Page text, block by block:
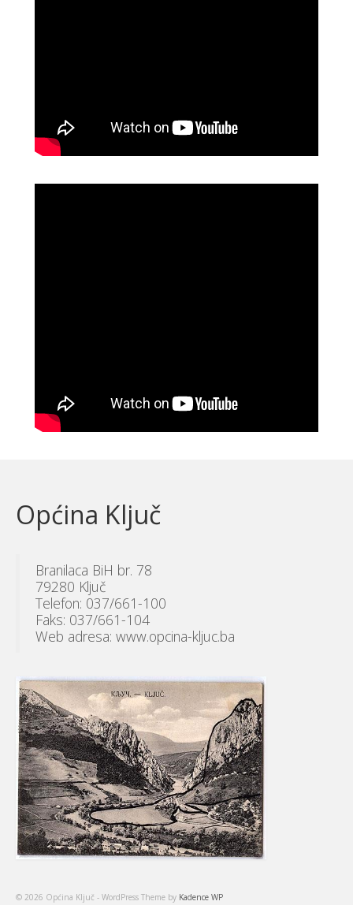
Općina Ključ
Branilaca BiH br. 78
79280 Ključ
Telefon: 037/661-100
Faks: 037/661-104
Web adresa: www.opcina-kljuc.ba
© 2026 Općina Ključ - WordPress Theme by Kadence WP